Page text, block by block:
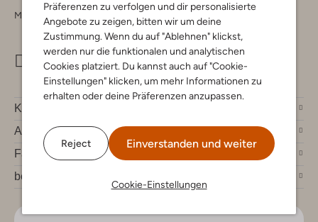
Präferenzen zu verfolgen und dir personalisierte
Angebote zu zeigen, bitten wir um deine
Zustimmung. Wenn du auf "Ablehnen" klickst,
werden nur die funktionalen und analytischen
Cookies platziert. Du kannst auch auf "Cookie-
Einstellungen" klicken, um mehr Informationen zu
erhalten oder deine Präferenzen anzupassen.
Reject Einverstanden und weiter
Cookie-Einstellungen
Montag - Freitag 09:00 - 17:00 uur
Kundenservice
Account
Fashion News
bei Omoda